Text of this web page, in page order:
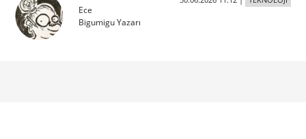
Ece
Bigumigu Yazarı